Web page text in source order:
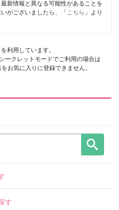
新情報と異なる可能性があることを
がございましたら、「 こちら 」より
を利用しています。
ークレットモードでご利用の場合は
お気に入りに登録できません。
す